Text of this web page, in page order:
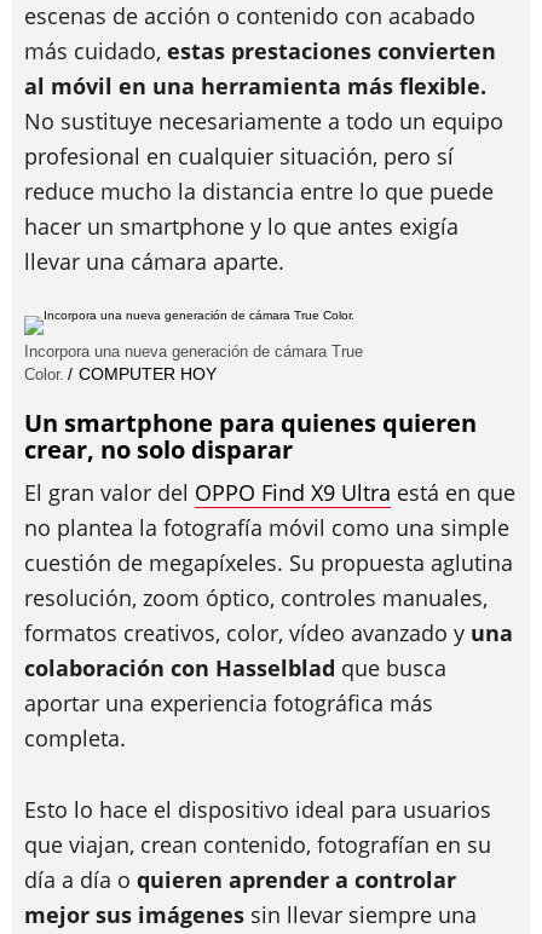
escenas de acción o contenido con acabado
más cuidado, estas prestaciones convierten
al móvil en una herramienta más flexible.
No sustituye necesariamente a todo un equipo
profesional en cualquier situación, pero sí
reduce mucho la distancia entre lo que puede
hacer un smartphone y lo que antes exigía
llevar una cámara aparte.
Incorpora una nueva generación de cámara True
Color.
COMPUTER HOY
Un smartphone para quienes quieren
crear, no solo disparar
El gran valor del OPPO Find X9 Ultra está en que
no plantea la fotografía móvil como una simple
cuestión de megapíxeles. Su propuesta aglutina
resolución, zoom óptico, controles manuales,
formatos creativos, color, vídeo avanzado y una
colaboración con Hasselblad que busca
aportar una experiencia fotográfica más
completa.
Esto lo hace el dispositivo ideal para usuarios
que viajan, crean contenido, fotografían en su
día a día o quieren aprender a controlar
mejor sus imágenes sin llevar siempre una